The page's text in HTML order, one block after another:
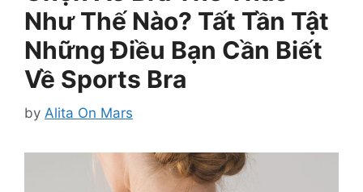
Như Thế Nào? Tất Tần Tật
Những Điều Bạn Cần Biết
Về Sports Bra
by Alita On Mars